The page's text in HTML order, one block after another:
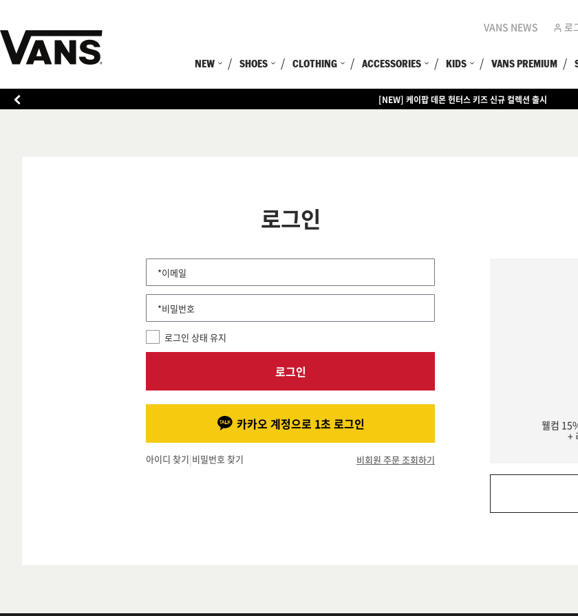
VANS NEWS 로
NEW SHOES CLOTHING ACCESSORIES KIDS VANS PREMIUM
[NEW] 케이팝 데몬 헌터스 키즈 신규 컬렉션 출시
로그인
*이메일
*비밀번호
로그인 상태 유지
로그인
카카오 계정으로 1초 로그인
아이디 찾기|비밀번호 찾기 비회원 주문 조회하기
웰컴
+